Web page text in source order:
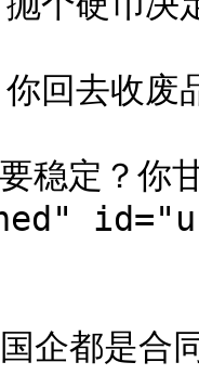
回去收废
稳定？你
企都是合